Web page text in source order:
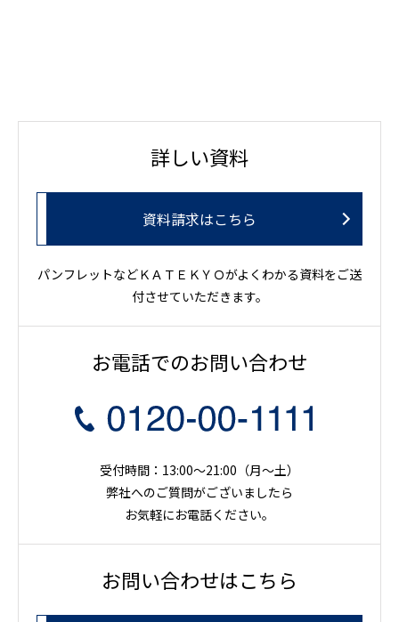
詳しい資料
資料請求はこちら
パンフレットなどＫＡＴＥＫＹＯがよくわかる資料をご送
付させていただきます。
お電話でのお問い合わせ
受付時間：13:00～21:00（月〜土）
弊社へのご質問がございましたら
お気軽にお電話ください。
お問い合わせはこちら